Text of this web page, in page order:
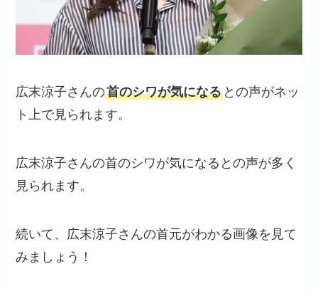
広末涼子さんの首のシワが気になる との声がネッ
ト上で見られます。
広末涼子さんの首のシワが気になるとの声が多く
見られます。
続いて、広末涼子さんの首元がわかる画像を見て
みましょう！